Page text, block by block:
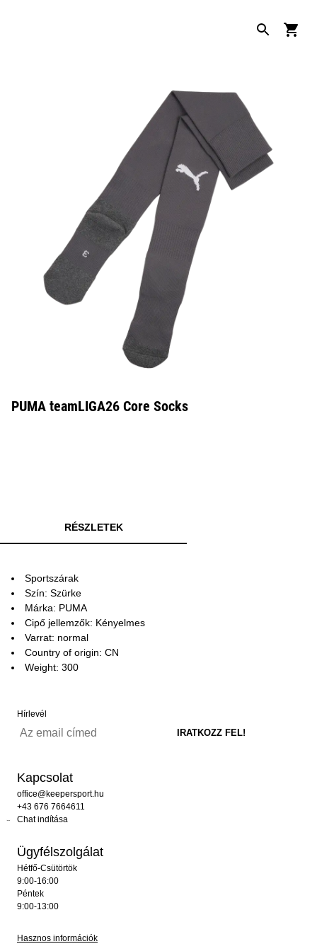
PUMA teamLIGA26 Core Socks
RÉSZLETEK
Sportszárak
Szín: Szürke
Márka: PUMA
Cipő jellemzők: Kényelmes
Varrat: normal
Country of origin: CN
Weight: 300
Hírlevél
Kapcsolat
office@keepersport.hu
+43 676 7664611
Chat indítása
Ügyfélszolgálat
Hétfő-Csütörtök
9:00-16:00
Péntek
9:00-13:00
Hasznos információk